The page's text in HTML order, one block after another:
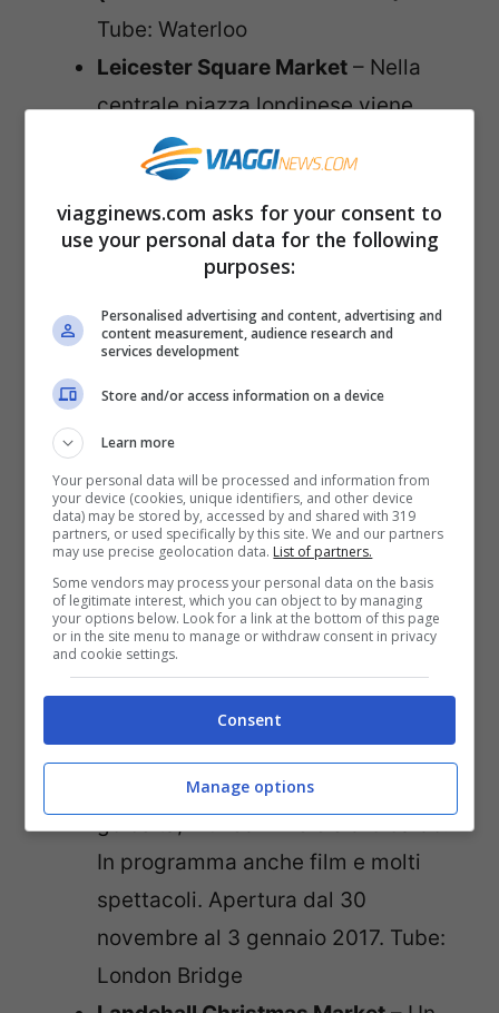
Tube: Waterloo
Leicester Square Market – Nella
centrale piazza londinese viene
allestito un villaggio natalizio, con
mercatini, giochi per bambini e
spettacoli per la famiglia. Le
tradizionali casette di legno del
a mano, decorazioni natalizie e tanto
gastronomici con bevande calde,
dolciumi colorati e altre leccornie da
tutto il mondo. Per i bambini c’è la
grotta di Babbo Natale. Aperto
dall’11 novembre all’8 gennaio
Tube: Leicester Square / Piccadilly
Circus
London Bridge Christmas Market
Un mercatino natalizio con
tradizionali casette in legno che
propone oggetti fatti a mano e tante
golosità, mulled wine e sidro caldo.
In programma anche film e molti
spettacoli. Apertura dal 30
novembre al 3 gennaio 2017. Tube:
London Bridge
viagginews.com asks for your consent to
use your personal data for the following
purposes:
Personalised advertising and content, advertising and
content measurement, audience research and
services development
Store and/or access information on a device
Learn more
Your personal data will be processed and information from
your device (cookies, unique identifiers, and other device
data) may be stored by, accessed by and shared with 319
partners, or used specifically by this site. We and our partners
may use precise geolocation data. List of partners.
Some vendors may process your personal data on the basis
of legitimate interest, which you can object to by managing
your options below. Look for a link at the bottom of this page
or in the site menu to manage or withdraw consent in privacy
and cookie settings.
Consent
Manage options